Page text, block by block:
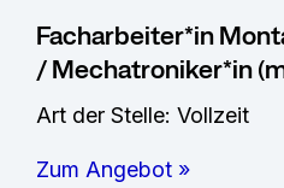
Facharbeiter*in
/ Mechatroniker*in
Art der Stelle: Vollzeit
Zum Angebot »